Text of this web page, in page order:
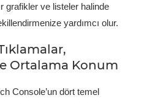
grafikler ve listeler halinde
yardımcı olur.
Ortalama Konum
Console’un dört temel